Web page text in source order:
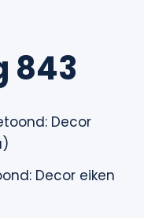
843
Decor
Decor eiken